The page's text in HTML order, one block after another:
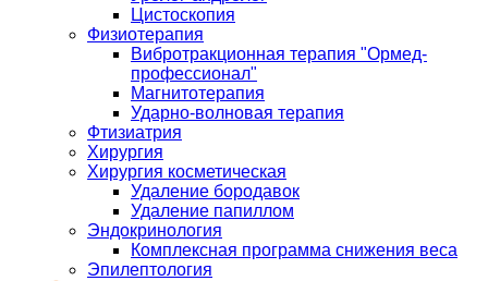
Цистоскопия
Физиотерапия
Вибротракционная терапия "Ормед-
профессионал"
Магнитотерапия
Ударно-волновая терапия
Фтизиатрия
Хирургия
Хирургия косметическая
Удаление бородавок
Удаление папиллом
Эндокринология
Комплексная программа снижения веса
Эпилептология